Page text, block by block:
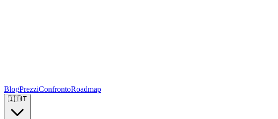
BlogPrezziConfrontoRoadmap
🇮🇹IT